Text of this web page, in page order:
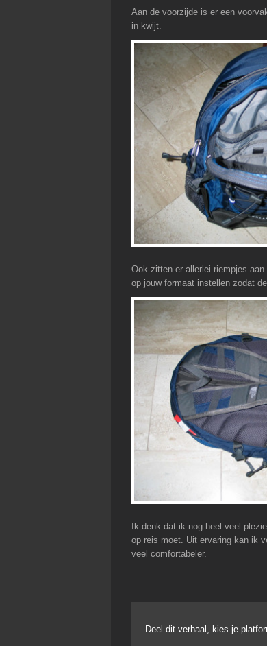
Aan de voorzijde is er een
in kwijt.
Ook zitten er allerlei riempjes
op jouw formaat instellen zodat
Ik denk dat ik nog heel veel
op reis moet. Uit ervaring kan ik
veel comfortabeler.
Deel dit verhaal, kies je